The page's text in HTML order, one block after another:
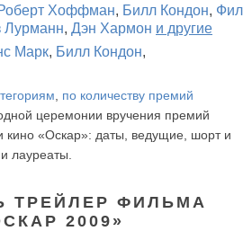
Хоффман, Билл Кондон, Фил
Лурманн, Дэн Хармон и другие
Марк, Билл Кондон,
по количеству премий
церемонии вручения премий
кино «Оскар»: даты, ведущие, шорт и
лауреаты.
ТРЕЙЛЕР ФИЛЬМА
2009»